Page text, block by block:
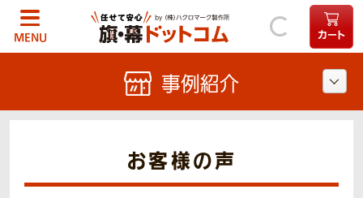
MENU カート
お客様の声
事例紹介